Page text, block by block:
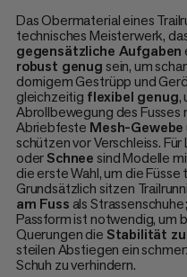
Das Obermaterial eines
technisches Meisterwerk,
gegensätzliche Aufgaben
robust genugsein, um
dornigem Gestrüpp und
gleichzeitig flexibel genug,
Abrollbewegung des Fusses
Abriebfeste Mesh-Gewebe
schützen vor Verschleiss. Für
oderSchneesind Modelle
die erste Wahl, um die
Grundsätzlich sitzen
am Fuss als
Passform ist notwendig, um
Querungen dieStabilität
steilen Abstiegen ein
Schuh zu verhindern.